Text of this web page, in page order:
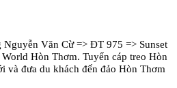
Nguyễn Văn Cừ => ĐT 975 => Sunset
Hòn Thơm. Tuyến cáp treo Hòn
và đưa du khách đến đảo Hòn Thơm